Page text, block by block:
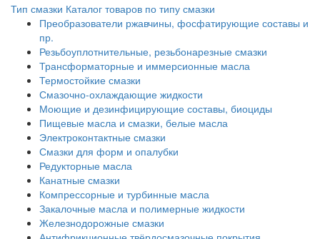
Тип смазки Каталог товаров по типу смазки
Преобразователи ржавчины, фосфатирующие составы и
пр.
Резьбоуплотнительные, резьбонарезные смазки
Трансформаторные и иммерсионные масла
Термостойкие смазки
Смазочно-охлаждающие жидкости
Моющие и дезинфицирующие составы, биоциды
Пищевые масла и смазки, белые масла
Электроконтактные смазки
Смазки для форм и опалубки
Редукторные масла
Канатные смазки
Компрессорные и турбинные масла
Закалочные масла и полимерные жидкости
Железнодорожные смазки